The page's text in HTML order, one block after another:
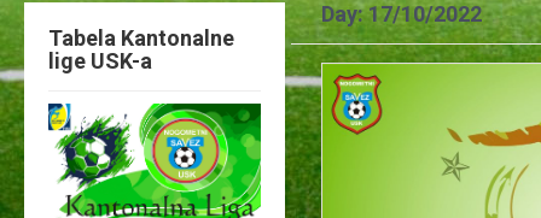
Tabela Kantonalne
lige USK-a
Day:17/10/2022